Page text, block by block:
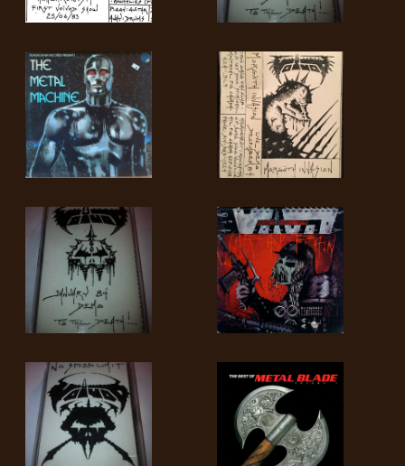
CHOISIR
UN
THÈME
SYMPHONIQUE
MORGOTH
TALES
ANACHRONISM
SYNCHRO
ANARCHY
LOST
MACHINE
NOTHINGFACE